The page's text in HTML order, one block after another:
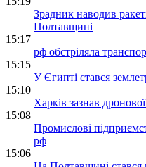
Зрадник наводив
Полтавщині
15:17
рф обстріляла
15:15
У Єгипті стався
15:10
Харків зазнав
15:08
Промислові
рф
15:06